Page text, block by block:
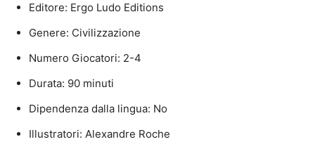
Editore: Ergo Ludo Editions
Genere: Civilizzazione
Numero Giocatori: 2-4
Durata: 90 minuti
Dipendenza dalla lingua: No
Illustratori: Alexandre Roche